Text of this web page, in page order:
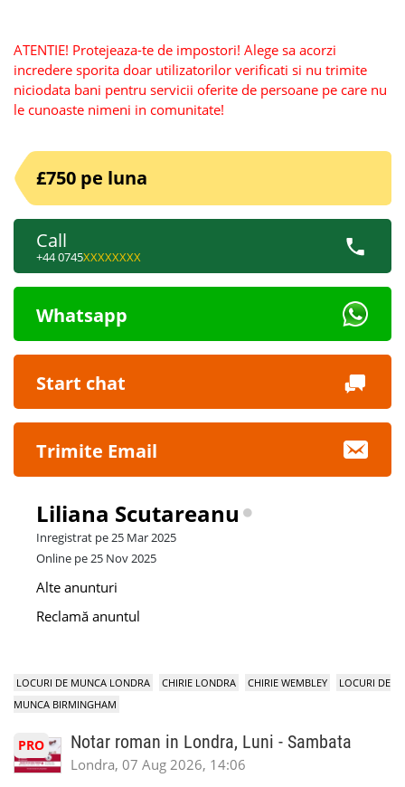
ATENTIE! Protejeaza-te de impostori! Alege sa acorzi
incredere sporita doar utilizatorilor verificati si nu trimite
niciodata bani pentru servicii oferite de persoane pe care nu
le cunoaste nimeni in comunitate!
£750 pe luna
Call
+44 0745XXXXXXXX
Whatsapp
Start chat
Trimite Email
Liliana Scutareanu
Inregistrat pe 25 Mar 2025
Online pe 25 Nov 2025
Alte anunturi
Reclamă anuntul
LOCURI DE MUNCA LONDRA CHIRIE LONDRA CHIRIE WEMBLEY
LOCURI DE
MUNCA BIRMINGHAM
PRO Notar roman in Londra, Luni - Sambata
Londra, 07 Aug 2026, 14:06